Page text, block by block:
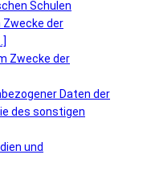
Schulen
der
Zwecke der
Daten der
des sonstigen
und